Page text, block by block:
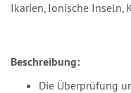
Ikarien, Ionische Inseln,
Beschreibung:
Die Überprüfung